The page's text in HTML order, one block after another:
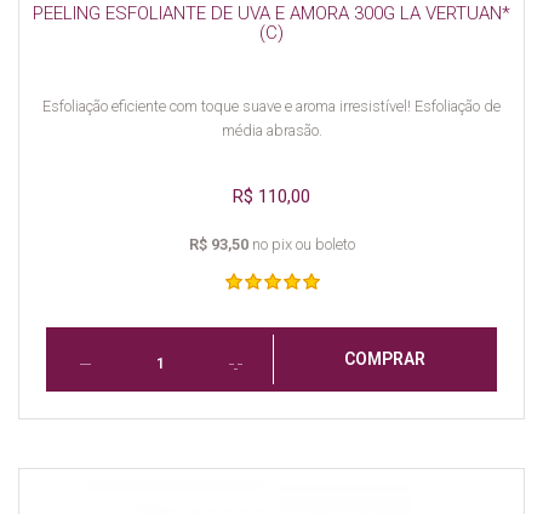
PEELING ESFOLIANTE DE UVA E AMORA 300G LA VERTUAN*
(C)
Esfoliação eficiente com toque suave e aroma irresistível! Esfoliação de
média abrasão.
R$ 110,00
R$ 93,50no pix ou boleto
COMPRAR